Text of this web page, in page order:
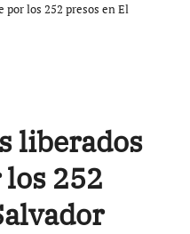
los 252 presos en El
liberados
252